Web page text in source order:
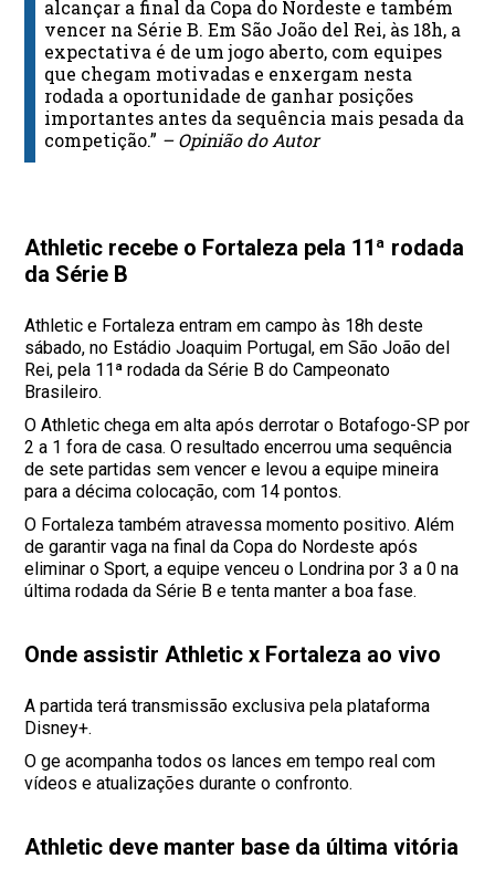
alcançar a final da Copa do Nordeste e também
vencer na Série B. Em São João del Rei, às 18h, a
expectativa é de um jogo aberto, com equipes
que chegam motivadas e enxergam nesta
rodada a oportunidade de ganhar posições
importantes antes da sequência mais pesada da
competição.” – Opinião do Autor
Athletic recebe o Fortaleza pela 11ª rodada
da Série B
Athletic e Fortaleza entram em campo às 18h deste
sábado, no Estádio Joaquim Portugal, em São João del
Rei, pela 11ª rodada da Série B do Campeonato
Brasileiro.
O Athletic chega em alta após derrotar o Botafogo-SP por
2 a 1 fora de casa. O resultado encerrou uma sequência
de sete partidas sem vencer e levou a equipe mineira
para a décima colocação, com 14 pontos.
O Fortaleza também atravessa momento positivo. Além
de garantir vaga na final da Copa do Nordeste após
eliminar o Sport, a equipe venceu o Londrina por 3 a 0 na
última rodada da Série B e tenta manter a boa fase.
Onde assistir Athletic x Fortaleza ao vivo
A partida terá transmissão exclusiva pela plataforma
Disney+.
O ge acompanha todos os lances em tempo real com
vídeos e atualizações durante o confronto.
Athletic deve manter base da última vitória